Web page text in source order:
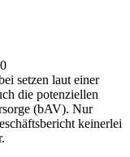
setzen laut einer
die potenziellen
(bAV). Nur
keinerlei